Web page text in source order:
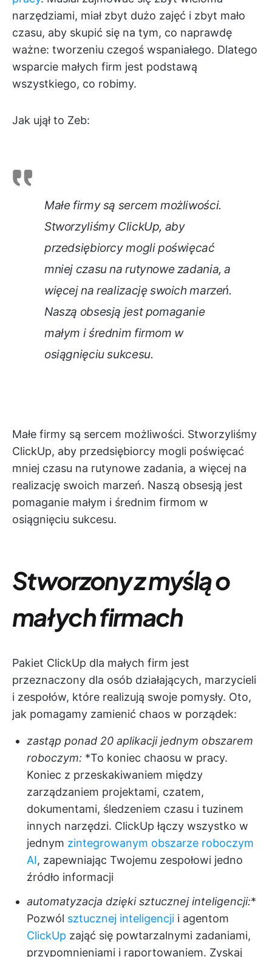
narzędziami, miał zbyt dużo zajęć i zbyt mało
czasu, aby skupić się na tym, co naprawdę
ważne: tworzeniu czegoś wspaniałego. Dlatego
wsparcie małych firm jest podstawą
wszystkiego, co robimy.
Jak ujął to Zeb:
Małe firmy są sercem możliwości.
Stworzyliśmy ClickUp, aby
przedsiębiorcy mogli poświęcać
mniej czasu na rutynowe zadania, a
więcej na realizację swoich marzeń.
Naszą obsesją jest pomaganie
małym i średnim firmom w
osiągnięciu sukcesu.
Małe firmy są sercem możliwości. Stworzyliśmy
ClickUp, aby przedsiębiorcy mogli poświęcać
mniej czasu na rutynowe zadania, a więcej na
realizację swoich marzeń. Naszą obsesją jest
pomaganie małym i średnim firmom w
osiągnięciu sukcesu.
Stworzony z myślą o
małych firmach
Pakiet ClickUp dla małych firm jest
przeznaczony dla osób działających, marzycieli
i zespołów, które realizują swoje pomysły. Oto,
jak pomagamy zamienić chaos w porządek:
zastąp ponad 20 aplikacji jednym obszarem
roboczym: *To koniec chaosu w pracy.
Koniec z przeskakiwaniem między
zarządzaniem projektami, czatem,
dokumentami, śledzeniem czasu i tuzinem
innych narzędzi. ClickUp łączy wszystko w
jednym zintegrowanym obszarze roboczym
AI, zapewniając Twojemu zespołowi jedno
źródło informacji
automatyzacja dzięki sztucznej inteligencji:*
Pozwól sztucznej inteligencji i agentom
ClickUp zająć się powtarzalnymi zadaniami,
przypomnieniami i raportowaniem. Zyskaj